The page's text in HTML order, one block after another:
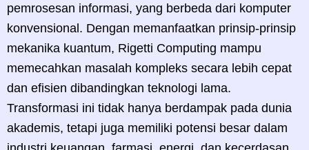
pemrosesan informasi, yang berbeda dari komputer
konvensional. Dengan memanfaatkan prinsip-prinsip
mekanika kuantum, Rigetti Computing mampu
memecahkan masalah kompleks secara lebih cepat
dan efisien dibandingkan teknologi lama.
Transformasi ini tidak hanya berdampak pada dunia
akademis, tetapi juga memiliki potensi besar dalam